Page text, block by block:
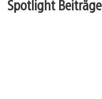
Spotlight Beiträge